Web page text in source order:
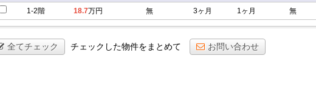
1-2階
18.7万円 無 3ヶ月 1ヶ月 無
全てチェック チェックした物件をまとめて お問い合わせ